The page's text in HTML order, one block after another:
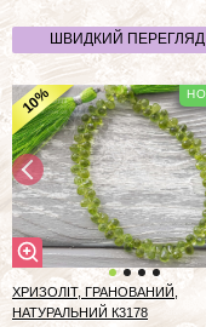
ШВИДКИЙ ПЕРЕГЛЯД
10%
ХРИЗОЛІТ, ГРАНОВАНИЙ,
НАТУРАЛЬНИЙ К3178